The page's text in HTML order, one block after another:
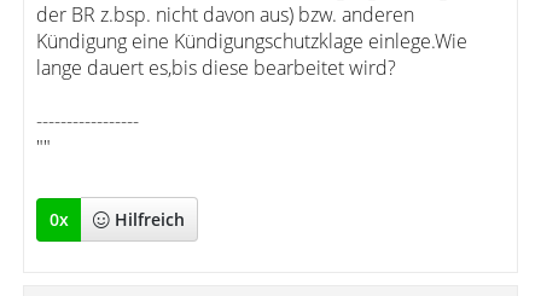
der BR z.bsp. nicht davon aus) bzw. anderen
Kündigung eine Kündigungschutzklage einlege.Wie
lange dauert es,bis diese bearbeitet wird?
-----------------
""
0x Hilfreich